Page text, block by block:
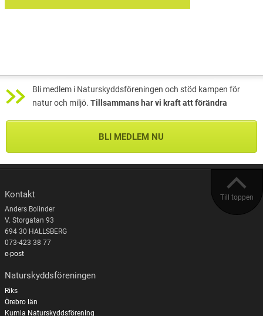
Bli medlem i Naturskyddsföreningen och stöd kampen för
natur och miljö. Tillsammans har vi kraft att förändra
BLI MEDLEM NU
Till toppen
Kontakt
Anders Bolinder
V. Storgatan 93
694 30 HALLSBERG
073-423 38 77
e-post
Naturskyddsföreningen
Riks
Örebro län
Kumla Naturskyddsförening